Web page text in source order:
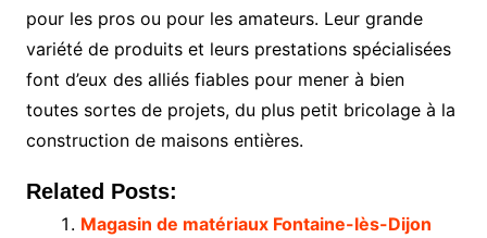
pour les pros ou pour les amateurs. Leur grande
variété de produits et leurs prestations spécialisées
font d’eux des alliés fiables pour mener à bien
toutes sortes de projets, du plus petit bricolage à la
construction de maisons entières.
Related Posts:
Magasin de matériaux Fontaine-lès-Dijon